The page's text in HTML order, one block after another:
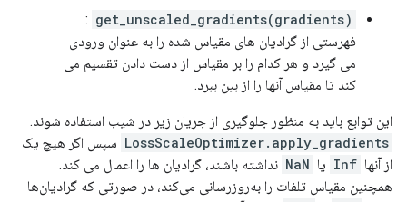
get_unscaled_gradients(gradients)
:
فهرستی از گرادیان های مقیاس شده را به عنوان ورودی
می گیرد و هر کدام را بر مقیاس از دست دادن تقسیم می
کند تا مقیاس آنها را از بین ببرد.
این توابع باید به منظور جلوگیری از جریان زیر در شیب استفاده شوند.
LossScaleOptimizer.apply_gradients سپس اگر هیچ یک
از آنها Inf یا NaN نداشته باشند، گرادیان ها را اعمال می کند.
همچنین مقیاس تلفات را به‌روزرسانی می‌کند، در صورتی که گرادیان‌ها